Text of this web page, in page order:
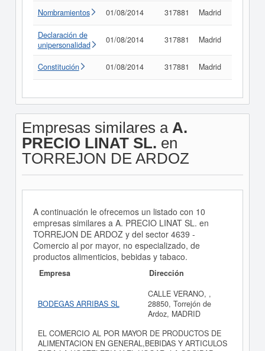
Nombramientos 01/08/2014 317881 Madrid
Declaración de
unipersonalidad
01/08/2014 317881 Madrid
Constitución 01/08/2014 317881 Madrid
Empresas similares a A.
PRECIO LINAT SL. en
TORREJON DE ARDOZ
A continuación le ofrecemos un listado con 10
empresas similares a A. PRECIO LINAT SL. en
TORREJON DE ARDOZ y del sector 4639 -
Comercio al por mayor, no especializado, de
productos alimenticios, bebidas y tabaco.
Empresa Dirección
BODEGAS ARRIBAS SL
CALLE VERANO, ,
28850, Torrejón de
Ardoz, MADRID
EL COMERCIO AL POR MAYOR DE PRODUCTOS DE
ALIMENTACION EN GENERAL,BEBIDAS Y ARTICULOS